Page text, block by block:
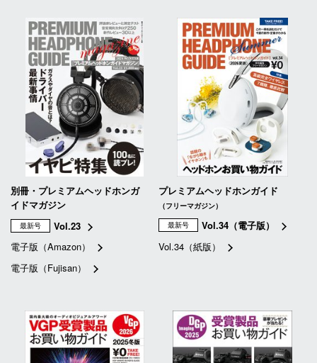
別冊・プレミアムヘッドホンガ
イドマガジン
最新号
Vol.23
電子版（Amazon）
電子版（Fujisan）
プレミアムヘッドホンガイド
（フリーマガジン）
最新号
Vol.34（電子版）
Vol.34（紙版）